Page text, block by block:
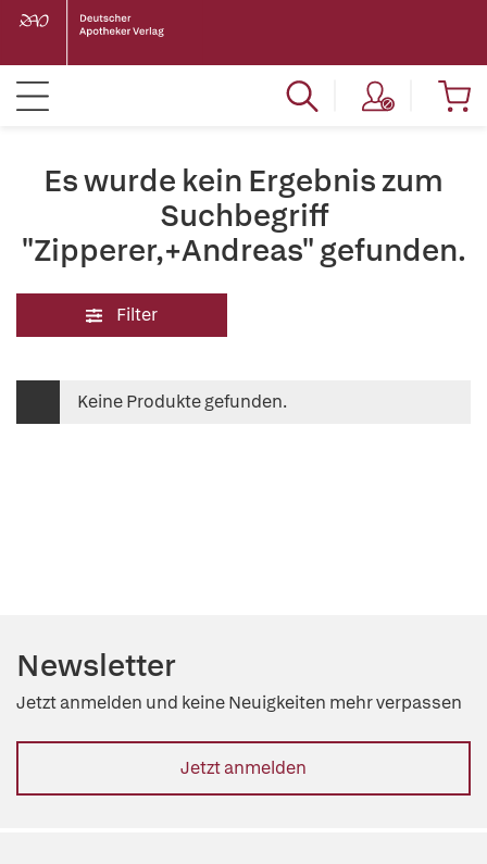
Es wurde kein Ergebnis zum
Suchbegriff
"Zipperer,+Andreas" gefunden.
Filter
Keine Produkte gefunden.
Newsletter
Jetzt anmelden und keine Neuigkeiten mehr verpassen
Jetzt anmelden